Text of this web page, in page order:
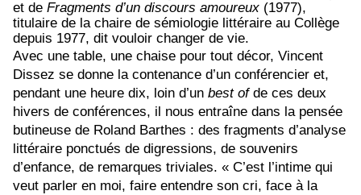
et de Fragments d’un discours amoureux (1977),
titulaire de la chaire de sémiologie littéraire au Collège
depuis 1977, dit vouloir changer de vie.
Avec une table, une chaise pour tout décor, Vincent
Dissez se donne la contenance d’un conférencier et,
pendant une heure dix, loin d’un best ofde ces deux
hivers de conférences, il nous entraîne dans la pensée
butineuse de Roland Barthes : des fragments d’analyse
littéraire ponctués de digressions, de souvenirs
d’enfance, de remarques triviales. « C’est l’intime qui
veut parler en moi, faire entendre son cri, face à la